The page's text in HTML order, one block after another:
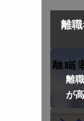
離
離
が